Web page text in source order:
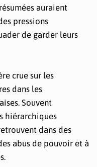
auraient
pressions
de garder leurs
crue sur les
dans les
Souvent
hiérarchiques
dans des
abus de pouvoir et à